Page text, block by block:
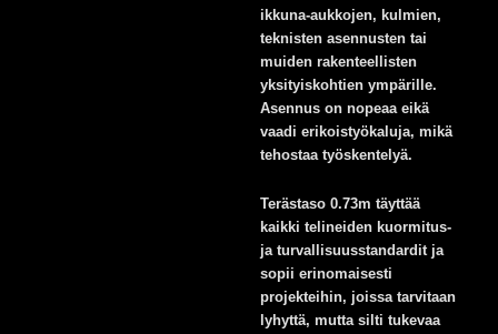
ikkuna-aukkojen, kulmien,
teknisten asennusten tai
muiden rakenteellisten
yksityiskohtien ympärille.
Asennus on nopeaa eikä
vaadi erikoistyökaluja, mikä
tehostaa työskentelyä.
Terästaso 0.73m täyttää
kaikki telineiden kuormitus-
ja turvallisuusstandardit ja
sopii erinomaisesti
projekteihin, joissa tarvitaan
lyhyttä, mutta silti tukevaa